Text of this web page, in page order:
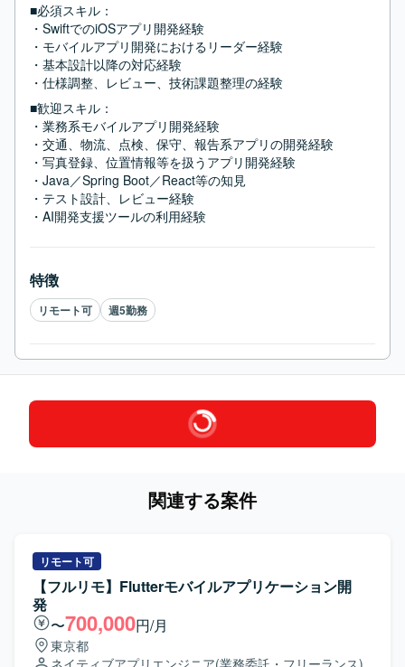
■必須スキル：
・SwiftでのiOSアプリ開発経験
・モバイルアプリ開発におけるリーダー経験
・基本設計以降の対応経験
・仕様調整、レビュー、技術課題整理の経験
■歓迎スキル：
・業務系モバイルアプリ開発経験
・交通、物流、点検、保守、報告系アプリの開発経験
・写真登録、位置情報等を扱うアプリ開発経験
・Java／Spring Boot／React等の知見
・テスト設計、レビュー経験
・AI開発支援ツールの利用経験
特徴
リモート可 週5勤務
関連する案件
リモート可
【フルリモ】Flutterモバイルアプリケーション開
発
〜700,000円/月
東京都
ネイティブアプリエンジニア(業務委託・フリーランス)